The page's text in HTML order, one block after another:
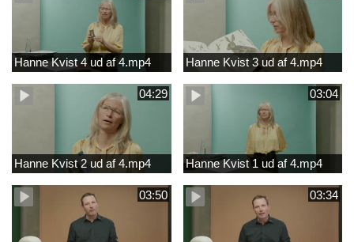
Hanne Kvist 4 ud af 4.mp4 Hanne Kvist 3 ud af 4.mp4
04:29
Hanne Kvist 2 ud af 4.mp4
03:04
Hanne Kvist 1 ud af 4.mp4
03:50 03:34